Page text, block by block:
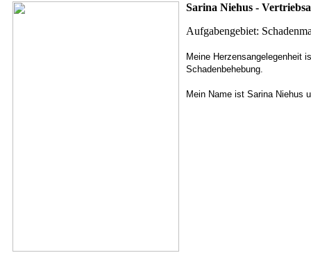
Sarina Niehus -
Aufgabengebiet:
Meine Herzensangelegenheit
Schadenbehebung.
Mein Name ist Sarina Niehus